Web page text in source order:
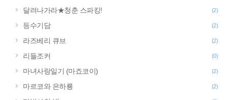
달려나가라★청춘 스파킹! (2)
등수기담 (2)
라즈베리 큐브 (2)
리들조커 (0)
마녀사랑일기 (마죠코이) (2)
마르코와 은하룡 (2)